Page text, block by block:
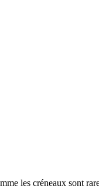
les créneaux sont